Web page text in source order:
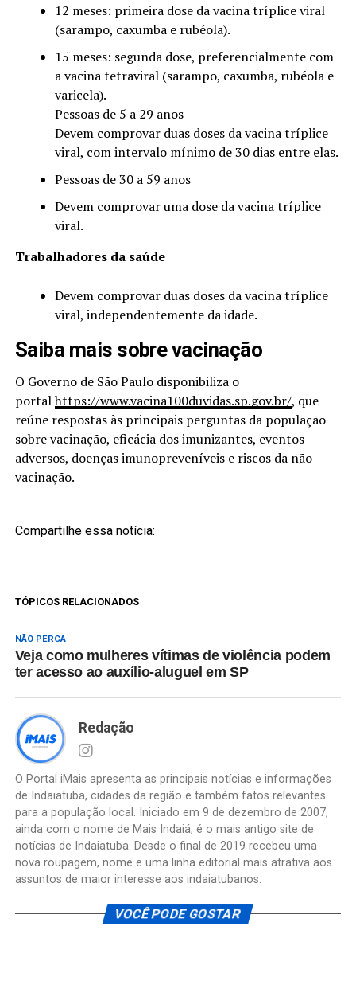
12 meses: primeira dose da vacina tríplice viral
(sarampo, caxumba e rubéola).
15 meses: segunda dose, preferencialmente com
a vacina tetraviral (sarampo, caxumba, rubéola e
varicela).
Pessoas de 5 a 29 anos
Devem comprovar duas doses da vacina tríplice
viral, com intervalo mínimo de 30 dias entre elas.
Pessoas de 30 a 59 anos
Devem comprovar uma dose da vacina tríplice
viral.
Trabalhadores da saúde
Devem comprovar duas doses da vacina tríplice
viral, independentemente da idade.
Saiba mais sobre vacinação
O Governo de São Paulo disponibiliza o
portalhttps://www.vacina100duvidas.sp.gov.br/, que
reúne respostas às principais perguntas da população
sobre vacinação, eficácia dos imunizantes, eventos
adversos, doenças imunopreveníveis e riscos da não
vacinação.
Compartilhe essa notícia:
TÓPICOS RELACIONADOS
NÃO PERCA
Veja como mulheres vítimas de violência podem
ter acesso ao auxílio-aluguel em SP
Redação
O Portal iMais apresenta as principais notícias e informações
de Indaiatuba, cidades da região e também fatos relevantes
para a população local. Iniciado em 9 de dezembro de 2007,
ainda com o nome de Mais Indaiá, é o mais antigo site de
notícias de Indaiatuba. Desde o final de 2019 recebeu uma
nova roupagem, nome e uma linha editorial mais atrativa aos
assuntos de maior interesse aos indaiatubanos.
VOCÊ PODE GOSTAR